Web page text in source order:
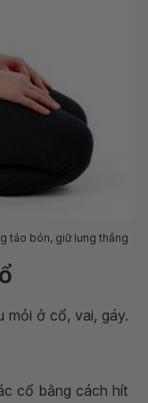
táo bón, giữ lưng thẳng
mỏi ở cổ, vai, gáy.
cổ bằng cách hít